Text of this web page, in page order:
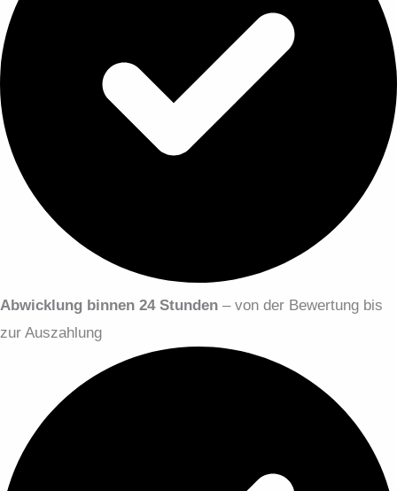
Abwicklung binnen 24 Stunden – von der Bewertung bis
zur Auszahlung